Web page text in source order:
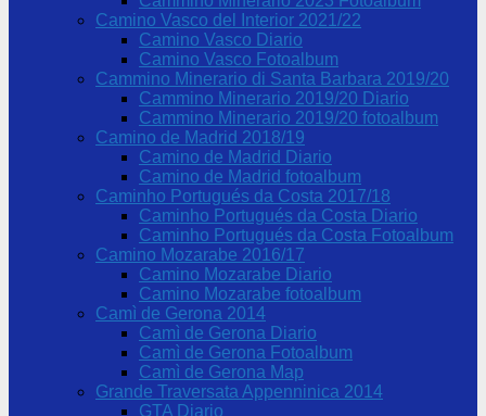
Camino Vasco del Interior 2021/22
Camino Vasco Diario
Camino Vasco Fotoalbum
Cammino Minerario di Santa Barbara 2019/20
Cammino Minerario 2019/20 Diario
Cammino Minerario 2019/20 fotoalbum
Camino de Madrid 2018/19
Camino de Madrid Diario
Camino de Madrid fotoalbum
Caminho Portugués da Costa 2017/18
Caminho Portugués da Costa Diario
Caminho Portugués da Costa Fotoalbum
Camino Mozarabe 2016/17
Camino Mozarabe Diario
Camino Mozarabe fotoalbum
Camì de Gerona 2014
Camì de Gerona Diario
Camì de Gerona Fotoalbum
Camì de Gerona Map
Grande Traversata Appenninica 2014
GTA Diario